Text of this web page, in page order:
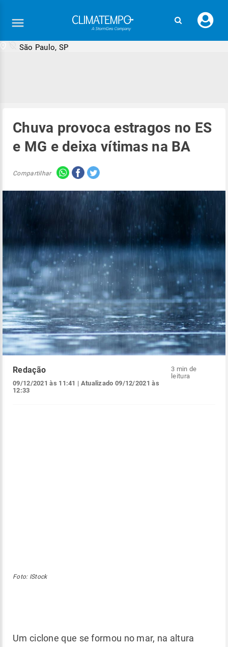
seu
São Paulo, SP
Chuva provoca estragos no ES
e MG e deixa vítimas na BA
Compartilhar
Redação
09/12/2021 às 11:41 | Atualizado 09/12/2021 às
12:33
3 min de
leitura
Foto: IStock
Um ciclone que se formou no mar, na altura